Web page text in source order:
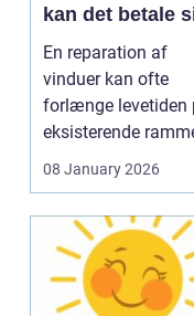
kan det betale
En reparation af
vinduer kan ofte
forlænge levetiden
eksisterende
08 January 2026